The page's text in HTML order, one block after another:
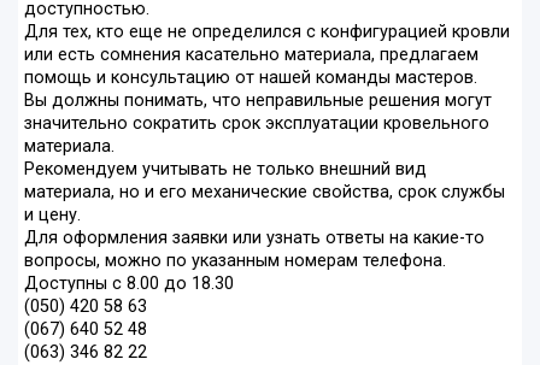
доступностью.
Для тех, кто еще не определился с конфигурацией кровли
или есть сомнения касательно материала, предлагаем
помощь и консультацию от нашей команды мастеров.
Вы должны понимать, что неправильные решения могут
значительно сократить срок эксплуатации кровельного
материала.
Рекомендуем учитывать не только внешний вид
материала, но и его механические свойства, срок службы
и цену.
Для оформления заявки или узнать ответы на какие-то
вопросы, можно по указанным номерам телефона.
Доступны с 8.00 до 18.30
(050) 420 58 63
(067) 640 52 48
(063) 346 82 22